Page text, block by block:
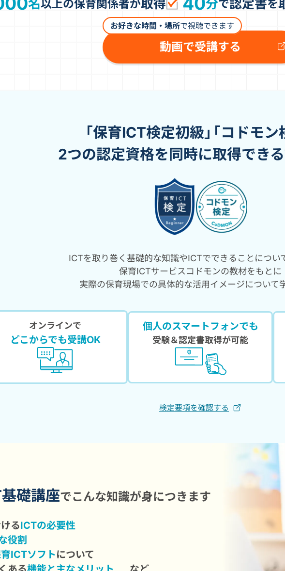
名以上の保育関係者が取得 分で認定書を
お好きな時間・場所で視聴できます
動画で受講する
「保育ICT検定初級」 「コドモン
2つの認定資格を同時に取得でき
ICTを取り巻く基礎的な知識やICTでできることについ
保育ICTサービスコドモンの教材をもとに
実際の保育現場での具体的な活用イメージについて
オンラインで
どこからでも受講OK
個人のスマートフォンでも
受験＆認定書取得が可能
検定要項を確認する
礎講座でこんな知識が身につきます
るICTの必要性
役割
ICTソフトについて